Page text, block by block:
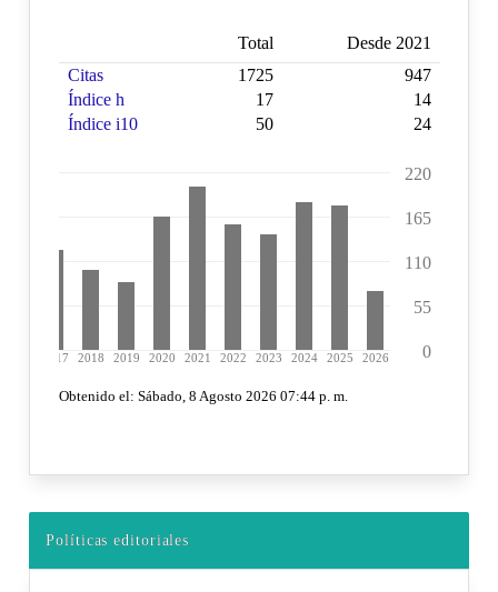
Políticas editoriales